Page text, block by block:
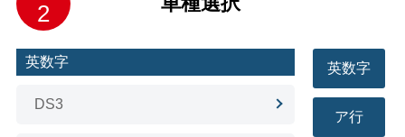
2
英数字
ア行
英数字
DS3